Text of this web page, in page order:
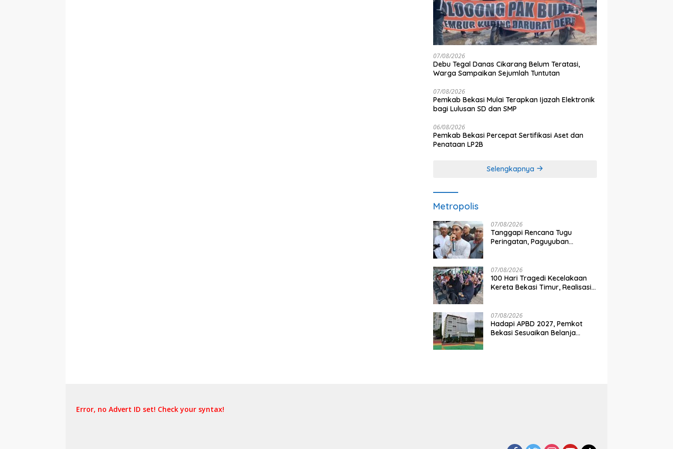
07/08/2026
Debu Tegal Danas Cikarang Belum Teratasi,
Warga Sampaikan Sejumlah Tuntutan
07/08/2026
Pemkab Bekasi Mulai Terapkan Ijazah Elektronik
bagi Lulusan SD dan SMP
06/08/2026
Pemkab Bekasi Percepat Sertifikasi Aset dan
Penataan LP2B
Selengkapnya
Metropolis
07/08/2026
Tanggapi Rencana Tugu
Peringatan, Paguyuban
Perbaikan Sistem Keselamatan
Lebih Dulu
07/08/2026
100 Hari Tragedi Kecelakaan
Kereta Bekasi Timur, Realisasi
07/08/2026
Hadapi APBD 2027, Pemkot
Bekasi Sesuaikan Belanja
Error, no Advert ID set! Check your syntax!